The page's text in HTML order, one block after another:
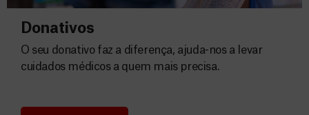
Donativos
O seu donativo faz a diferença, ajuda-nos a levar
cuidados médicos a quem mais precisa.